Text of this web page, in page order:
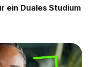
ein Duales Studium